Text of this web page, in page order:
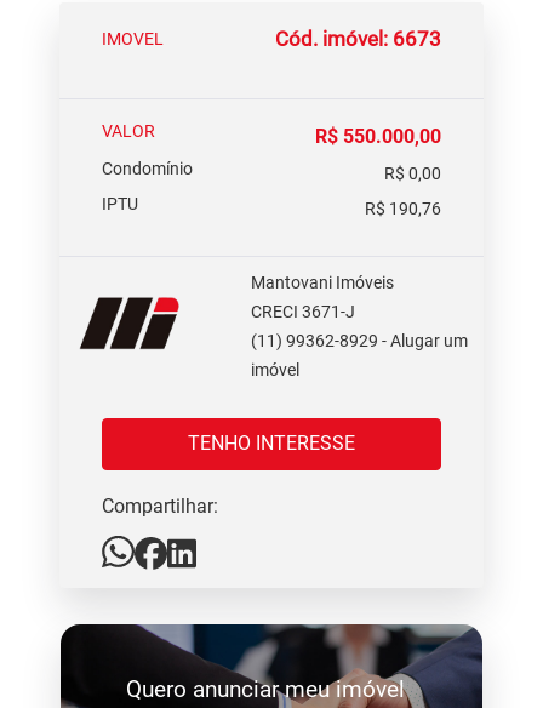
IMOVEL Cód. imóvel: 6673
VALOR R$ 550.000,00
Condomínio
R$ 0,00
IPTU
R$ 190,76
Mantovani Imóveis
CRECI 3671-J
(11) 99362-8929 - Alugar um
imóvel
TENHO INTERESSE
Compartilhar:
Quero anunciar meu imóvel